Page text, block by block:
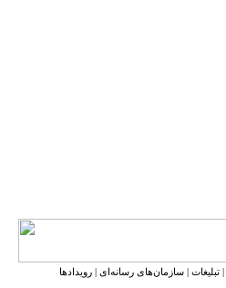
|تبلیغات سازمان‌های رسانه‌ای |رویدادها